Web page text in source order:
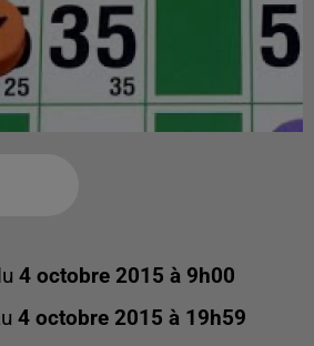
4 octobre 2015 à 9h00
4 octobre 2015 à 19h59